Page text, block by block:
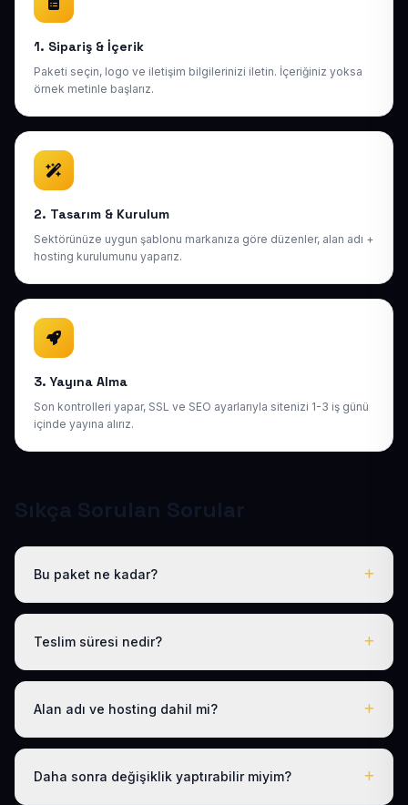
1. Sipariş & İçerik
Paketi seçin, logo ve iletişim bilgilerinizi iletin. İçeriğiniz yoksa
örnek metinle başlarız.
2. Tasarım & Kurulum
Sektörünüze uygun şablonu markanıza göre düzenler, alan adı +
hosting kurulumunu yaparız.
3. Yayına Alma
Son kontrolleri yapar, SSL ve SEO ayarlarıyla sitenizi 1-3 iş günü
içinde yayına alırız.
Sıkça Sorulan Sorular
Bu paket ne kadar?
Tüm sektörel paketlerimiz gibi Hazır Tur / Seyahat
ücretsiz .com.tr alan adı, hosting, SSL ve temel SEO
dahildir; gizli ücret yoktur.
Teslim süresi nedir?
Logo, iletişim ve tanıtım metinlerinizi ilettikten sonra
Alan adı ve hosting dahil mi?
Evet. Yıllık paket ücretine ücretsiz .com.tr alan adı ve
Daha sonra değişiklik yaptırabilir miyim?